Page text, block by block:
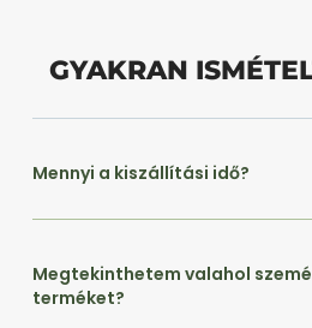
GYAKRAN
Mennyi a kiszállítási idő?
Megtekinthetem valahol
terméket?